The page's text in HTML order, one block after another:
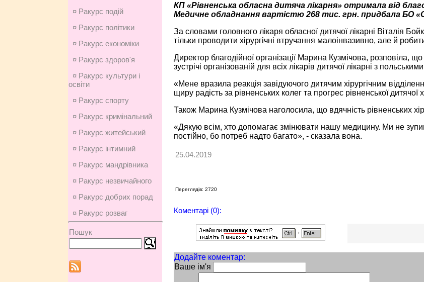
¤ Ракурс подій
¤ Ракурс політики
¤ Ракурс економiки
¤ Ракурс здоров'я
¤ Ракурс культури і
освіти
¤ Ракурс спорту
¤ Ракурс кримінальний
¤ Ракурс житейський
¤ Ракурс інтимний
¤ Ракурс мандрівника
¤ Ракурс незвичайного
¤ Ракурс добрих порад
¤ Ракурс розваг
Пошук
КП «Рівненська обласна дитяча лікарня» отримала від
Медичне обладнання вартістю 268 тис. грн. придбала БО
За словами головного лікаря обласної дитячої лікарні Віталія
тільки проводити хірургічні втручання малоінвазивно, але й
Директор благодійної організації Марина Кузмічова, розповіла,
зустрічі організованій для всіх лікарів дитячої лікарні з
«Мене вразила реакція завідуючого дитячим хірургічним
щиру радість за рівненських колег та прогрес рівненської дитячої
Також Марина Кузмічова наголосила, що вдячність рівненських
«Дякую всім, хто допомагає змінювати нашу медицину. Ми не
постійно, бо потреб надто багато», - сказала вона.
25.04.2019
Переглядів: 2720
Коментарі (0):
Додайте коментар:
Ваше ім'я